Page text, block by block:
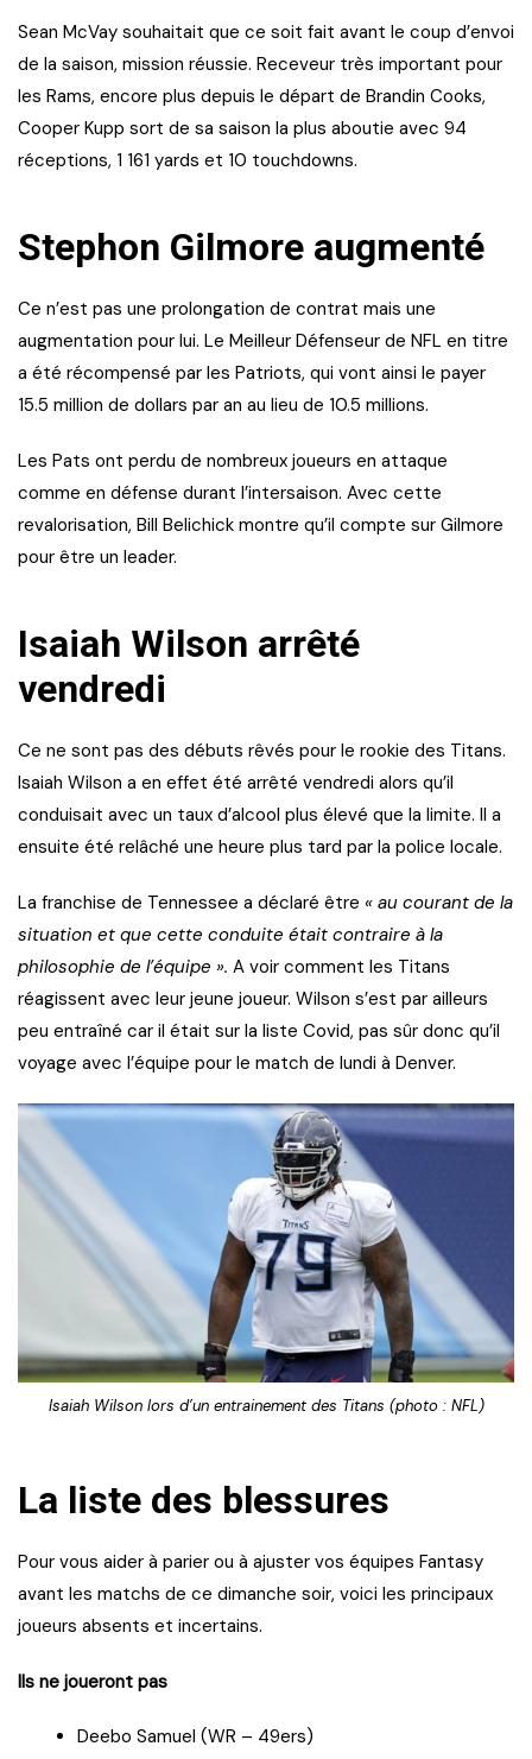
Sean McVay souhaitait que ce soit fait avant le coup d’envoi
de la saison, mission réussie. Receveur très important pour
les Rams, encore plus depuis le départ de Brandin Cooks,
Cooper Kupp sort de sa saison la plus aboutie avec 94
réceptions, 1 161 yards et 10 touchdowns.
Stephon Gilmore augmenté
Ce n’est pas une prolongation de contrat mais une
augmentation pour lui. Le Meilleur Défenseur de NFL en titre
a été récompensé par les Patriots, qui vont ainsi le payer
15.5 million de dollars par an au lieu de 10.5 millions.
Les Pats ont perdu de nombreux joueurs en attaque
comme en défense durant l’intersaison. Avec cette
revalorisation, Bill Belichick montre qu’il compte sur Gilmore
pour être un leader.
Isaiah Wilson arrêté
vendredi
Ce ne sont pas des débuts rêvés pour le rookie des Titans.
Isaiah Wilson a en effet été arrêté vendredi alors qu’il
conduisait avec un taux d’alcool plus élevé que la limite. Il a
ensuite été relâché une heure plus tard par la police locale.
La franchise de Tennessee a déclaré être « au courant de la
situation et que cette conduite était contraire à la
philosophie de l’équipe ». A voir comment les Titans
réagissent avec leur jeune joueur. Wilson s’est par ailleurs
peu entraîné car il était sur la liste Covid, pas sûr donc qu’il
voyage avec l’équipe pour le match de lundi à Denver.
Isaiah Wilson lors d’un entrainement des Titans (photo : NFL)
La liste des blessures
Pour vous aider à parier ou à ajuster vos équipes Fantasy
avant les matchs de ce dimanche soir, voici les principaux
joueurs absents et incertains.
Ils ne joueront pas
Deebo Samuel (WR – 49ers)